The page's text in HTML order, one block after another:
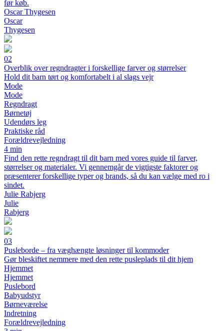
før køb.
Oscar Thygesen
Oscar
Thygesen
02
Overblik over regndragter i forskellige farver og størrelser
Hold dit barn tørt og komfortabelt i al slags vejr
Mode
Mode
Regndragt
Børnetøj
Udendørs leg
Praktiske råd
Forældrevejledning
4 min
Find den rette regndragt til dit barn med vores guide til farver,
størrelser og materialer. Vi gennemgår de vigtigste faktorer og
præsenterer forskellige typer og brands, så du kan vælge med ro i
sindet.
Julie Rabjerg
Julie
Rabjerg
03
Pusleborde – fra væghængte løsninger til kommoder
Gør bleskiftet nemmere med den rette pusleplads til dit hjem
Hjemmet
Hjemmet
Puslebord
Babyudstyr
Børneværelse
Indretning
Forældrevejledning